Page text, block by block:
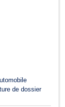
de dossier